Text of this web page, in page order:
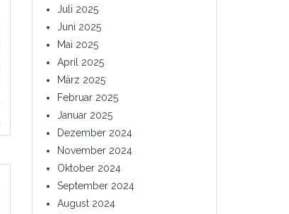
Juli 2025
Juni 2025
Mai 2025
April 2025
März 2025
Februar 2025
Januar 2025
Dezember 2024
November 2024
Oktober 2024
September 2024
August 2024